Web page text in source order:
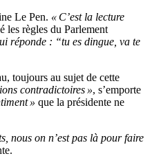
Le Pen. « C’est la lecture
les règles du Parlement
réponde : “tu es dingue, va te
toujours au sujet de cette
contradictoires », s’emporte
» que la présidente ne
nous on n’est pas là pour faire